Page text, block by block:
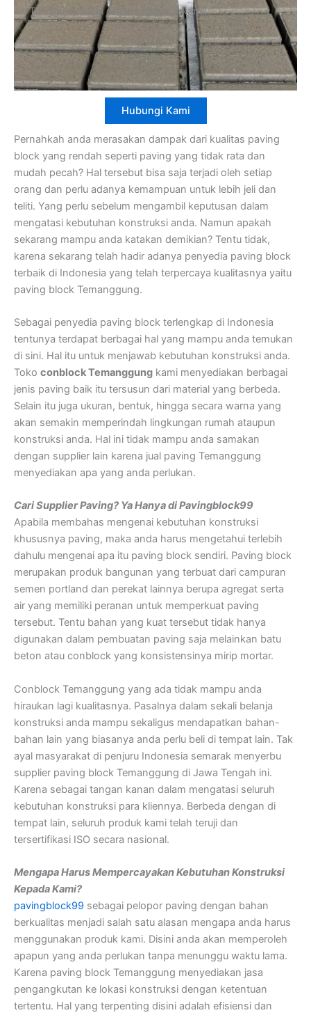
Tunggu apa lagi segera hubungi kami!
Hubungi Kami
Pernahkah anda merasakan dampak dari kualitas paving
block yang rendah seperti paving yang tidak rata dan
mudah pecah? Hal tersebut bisa saja terjadi oleh setiap
orang dan perlu adanya kemampuan untuk lebih jeli dan
teliti. Yang perlu sebelum mengambil keputusan dalam
mengatasi kebutuhan konstruksi anda. Namun apakah
sekarang mampu anda katakan demikian? Tentu tidak,
karena sekarang telah hadir adanya penyedia paving block
terbaik di Indonesia yang telah terpercaya kualitasnya yaitu
paving block Temanggung.
Sebagai penyedia paving block terlengkap di Indonesia
tentunya terdapat berbagai hal yang mampu anda temukan
di sini. Hal itu untuk menjawab kebutuhan konstruksi anda.
Toko conblock Temanggung kami menyediakan berbagai
jenis paving baik itu tersusun dari material yang berbeda.
Selain itu juga ukuran, bentuk, hingga secara warna yang
akan semakin memperindah lingkungan rumah ataupun
konstruksi anda. Hal ini tidak mampu anda samakan
dengan supplier lain karena jual paving Temanggung
menyediakan apa yang anda perlukan.
Cari Supplier Paving? Ya Hanya di Pavingblock99
Apabila membahas mengenai kebutuhan konstruksi
khususnya paving, maka anda harus mengetahui terlebih
dahulu mengenai apa itu paving block sendiri. Paving block
merupakan produk bangunan yang terbuat dari campuran
semen portland dan perekat lainnya berupa agregat serta
air yang memiliki peranan untuk memperkuat paving
tersebut. Tentu bahan yang kuat tersebut tidak hanya
digunakan dalam pembuatan paving saja melainkan batu
beton atau conblock yang konsistensinya mirip mortar.
Conblock Temanggung yang ada tidak mampu anda
hiraukan lagi kualitasnya. Pasalnya dalam sekali belanja
konstruksi anda mampu sekaligus mendapatkan bahan-
bahan lain yang biasanya anda perlu beli di tempat lain. Tak
ayal masyarakat di penjuru Indonesia semarak menyerbu
supplier paving block Temanggung di Jawa Tengah ini.
Karena sebagai tangan kanan dalam mengatasi seluruh
kebutuhan konstruksi para kliennya. Berbeda dengan di
tempat lain, seluruh produk kami telah teruji dan
tersertifikasi ISO secara nasional.
Mengapa Harus Mempercayakan Kebutuhan Konstruksi
Kepada Kami?
pavingblock99 sebagai pelopor paving dengan bahan
berkualitas menjadi salah satu alasan mengapa anda harus
menggunakan produk kami. Disini anda akan memperoleh
apapun yang anda perlukan tanpa menunggu waktu lama.
Karena paving block Temanggung menyediakan jasa
pengangkutan ke lokasi konstruksi dengan ketentuan
tertentu. Hal yang terpenting disini adalah efisiensi dan